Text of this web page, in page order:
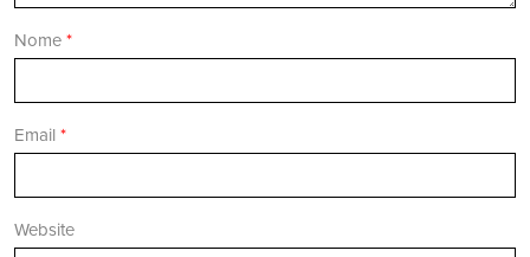
Nome *
Email *
Website